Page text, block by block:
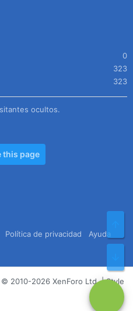
0
323
323
ocultos.
this page
Política de privacidad
Ayuda
© 2010-2026 XenForo Ltd. |Style